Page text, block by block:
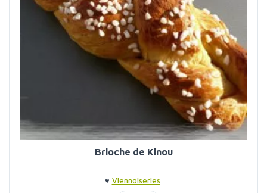
Brioche de Kinou
♥ Viennoiseries